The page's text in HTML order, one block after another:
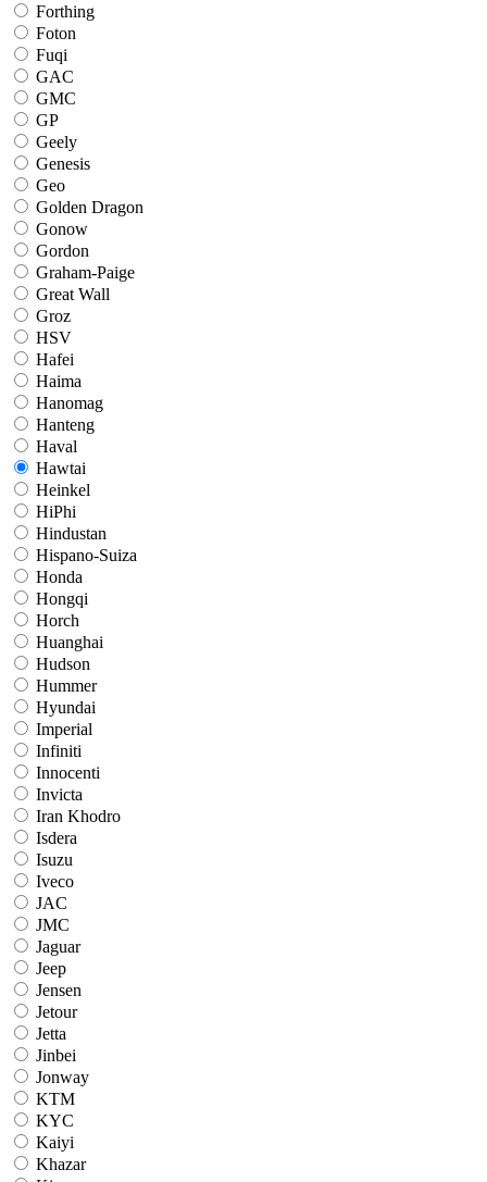
Forthing
Foton
Fuqi
GAC
GMC
GP
Geely
Genesis
Geo
Golden Dragon
Gonow
Gordon
Graham-Paige
Great Wall
Groz
HSV
Hafei
Haima
Hanomag
Hanteng
Haval
Hawtai
Heinkel
HiPhi
Hindustan
Hispano-Suiza
Honda
Hongqi
Horch
Huanghai
Hudson
Hummer
Hyundai
Imperial
Infiniti
Innocenti
Invicta
Iran Khodro
Isdera
Isuzu
Iveco
JAC
JMC
Jaguar
Jeep
Jensen
Jetour
Jetta
Jinbei
Jonway
KTM
KYC
Kaiyi
Khazar